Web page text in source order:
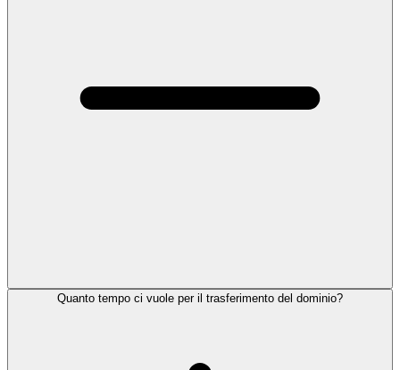
Quanto tempo ci vuole per il trasferimento del dominio?